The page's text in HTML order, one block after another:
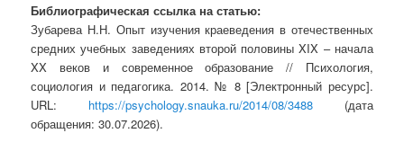
Библиографическая ссылка на статью:
Зубарева Н.Н. Опыт изучения краеведения в отечественных
средних учебных заведениях второй половины XIX – начала
XX веков и современное образование // Психология,
социология и педагогика. 2014. № 8 [Электронный ресурс].
URL: https://psychology.snauka.ru/2014/08/3488 (дата
обращения: 30.07.2026).